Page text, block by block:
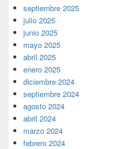
septiembre 2025
julio 2025
junio 2025
mayo 2025
abril 2025
enero 2025
diciembre 2024
septiembre 2024
agosto 2024
abril 2024
marzo 2024
febrero 2024